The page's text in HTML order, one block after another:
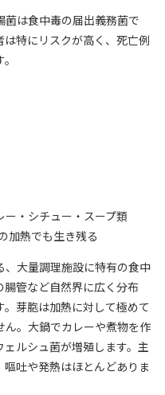
は食中毒の届出義務菌で
特にリスクが高く、死亡例
・シチュー・スープ類
加熱でも生き残る
、大量調理施設に特有の食中
管など自然界に広く分布
芽胞は加熱に対して極めて
。大鍋でカレーや煮物を作
ルシュ菌が増殖します。主
吐や発熱はほとんどありま